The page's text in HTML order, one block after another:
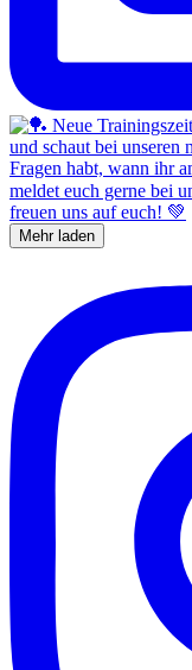
Mehr laden